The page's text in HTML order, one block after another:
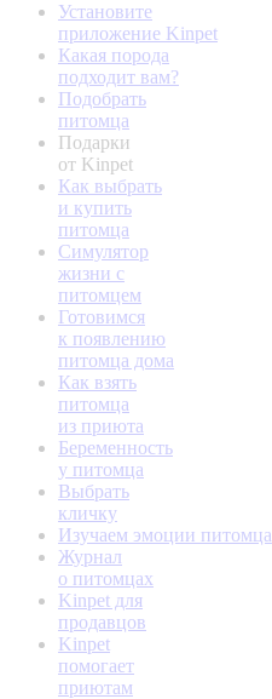
Установите
приложение Kinpet
Какая порода
подходит вам?
Подобрать
питомца
Подарки
от Kinpet
Как выбрать
и купить
питомца
Симулятор
жизни с
питомцем
Готовимся
к появлению
питомца дома
Как взять
питомца
из приюта
Беременность
у питомца
Выбрать
кличку
Изучаем эмоции питомца
Журнал
о питомцах
Kinpet для
продавцов
Kinpet
помогает
приютам